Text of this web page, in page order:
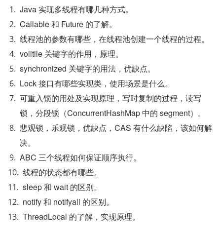
Java 实现多线程有哪几种方式。
Callable 和 Future 的了解。
线程池的参数有哪些，在线程池创建一个线程的过程。
volitile 关键字的作用，原理。
synchronized 关键字的用法，优缺点。
Lock 接口有哪些实现类，使用场景是什么。
可重入锁的用处及实现原理，写时复制的过程，读写
锁，分段锁（ConcurrentHashMap 中的 segment）。
悲观锁，乐观锁，优缺点，CAS 有什么缺陷，该如何解
决。
ABC 三个线程如何保证顺序执行。
线程的状态都有哪些。
sleep 和 wait 的区别。
notify 和 notifyall 的区别。
ThreadLocal 的了解，实现原理。